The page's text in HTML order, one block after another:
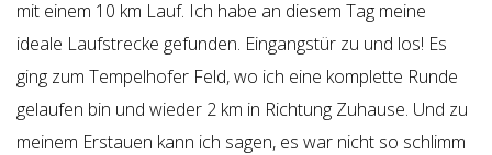
mit einem 10 km Lauf. Ich habe an diesem Tag meine
ideale Laufstrecke gefunden. Eingangstür zu und los! Es
ging zum Tempelhofer Feld, wo ich eine komplette Runde
gelaufen bin und wieder 2 km in Richtung Zuhause. Und zu
meinem Erstauen kann ich sagen, es war nicht so schlimm